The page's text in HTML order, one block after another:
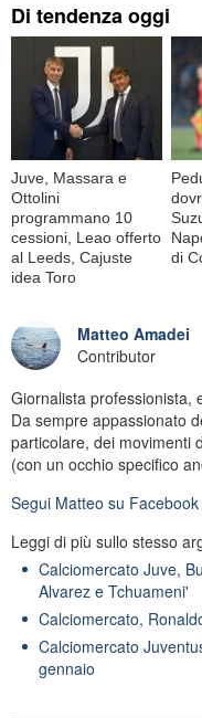
Di tendenza oggi
Juve, Massara e
Ottolini
programmano 10
cessioni, Leao offerto
al Leeds, Cajuste
idea Toro
di
Matteo Amadei
Contributor
Giornalista professionista,
Da sempre appassionato
particolare, dei movimenti
(con un occhio specifico
Segui Matteo su Facebook
Leggi di più sullo stesso
Calciomercato Juve,
Alvarez e Tchuameni'
Calciomercato,
Calciomercato
gennaio